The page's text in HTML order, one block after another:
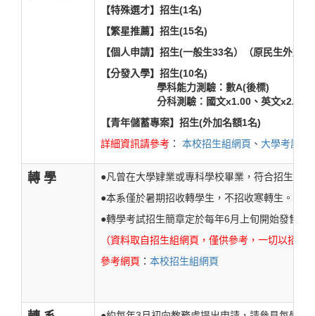
【特殊選才】招生(1名)
【繁星推薦】招生(15名)
【個人申請】招生(一般生33名）（原民生外加
【分發入學】招生(10名)
學科能力測驗：數A(後標)
分科測驗：國文x1.00、英文x2.00、
【青年儲蓄專案】招生(外加名額1名)
詳細資訊請參考 ： 本校招生組網頁 、 大學考試中
轉 學
●凡曾在大學肄業或專科學校畢業，符合招生簡
●本系僅於暑期招收轉學生，不招收寒轉生。
●轉學考試招生簡章定於每年6月上旬開始發售
（資料取自招生組網頁，僅供參考，一切以招生
參考網頁 ： 本校招生組網頁